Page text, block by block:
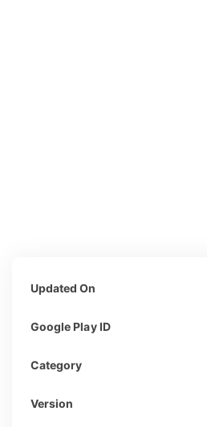
Updated On
Google Play ID
Category
Version